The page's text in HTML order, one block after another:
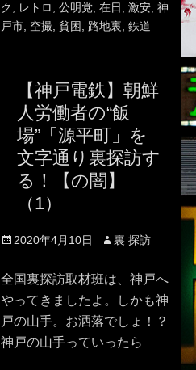
ク
レトロ 公明党, 在日 激安, 神
戸市, 空撮, 貧困 路地裏 鉄道
【神戸電鉄】朝鮮
人労働者の“飯
場”「源平町」を
文字通り裏探訪す
る！【の闇】
（1）
Posted
2020年4月10日 Author
裏 探訪
全国裏探訪取材班は、神戸へ
やってきましたよ。しかも神
戸の山手。お洒落でしょ！？
神戸の山手っていったら